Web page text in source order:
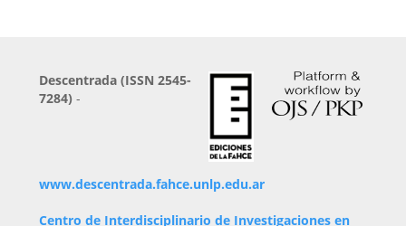
Descentrada (ISSN 2545-
7284) -
www.descentrada.fahce.unlp.edu.ar
Centro de Interdisciplinario de Investigaciones en